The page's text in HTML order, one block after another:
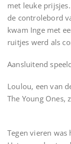
met leuke
de controlebord
kwam Inge met
ruitjes werd als
Aansluitend
Loulou, een van
The Young Ones,
Tegen vieren